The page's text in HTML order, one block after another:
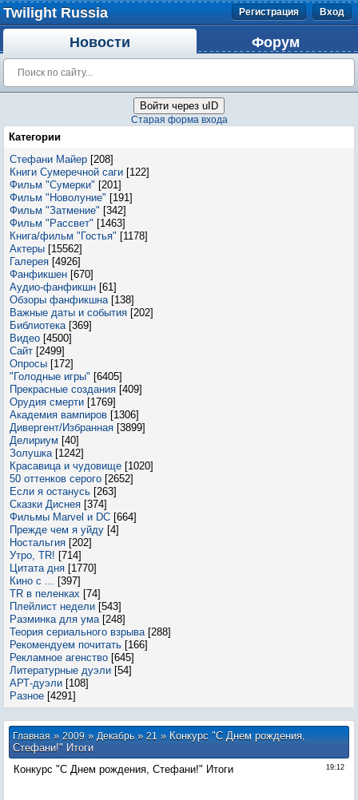
Twilight Russia Регистрация Вход
Новости Форум
Войти через uID
Старая форма входа
Категории
Стефани Майер [208]
Книги Сумеречной саги [122]
Фильм "Сумерки" [201]
Фильм "Новолуние" [191]
Фильм "Затмение" [342]
Фильм "Рассвет" [1463]
Книга/фильм "Гостья" [1178]
Актеры [15562]
Галерея [4926]
Фанфикшен [670]
Аудио-фанфикшн [61]
Обзоры фанфикшна [138]
Важные даты и события [202]
Библиотека [369]
Видео [4500]
Сайт [2499]
Опросы [172]
"Голодные игры" [6405]
Прекрасные создания [409]
Орудия смерти [1769]
Академия вампиров [1306]
Дивергент/Избранная [3899]
Делириум [40]
Золушка [1242]
Красавица и чудовище [1020]
50 оттенков серого [2652]
Если я останусь [263]
Сказки Диснея [374]
Фильмы Marvel и DC [664]
Прежде чем я уйду [4]
Ностальгия [202]
Утро, TR! [714]
Цитата дня [1770]
Кино с ... [397]
TR в пеленках [74]
Плейлист недели [543]
Разминка для ума [248]
Теория сериального взрыва [288]
Рекомендуем почитать [166]
Рекламное агенство [645]
Литературные дуэли [54]
АРТ-дуэли [108]
Разное [4291]
Главная»2009 » Декабрь » 21» Конкурс "С Днем рождения,
Стефани!" Итоги
19:12
Конкурс "С Днем рождения, Стефани!" Итоги